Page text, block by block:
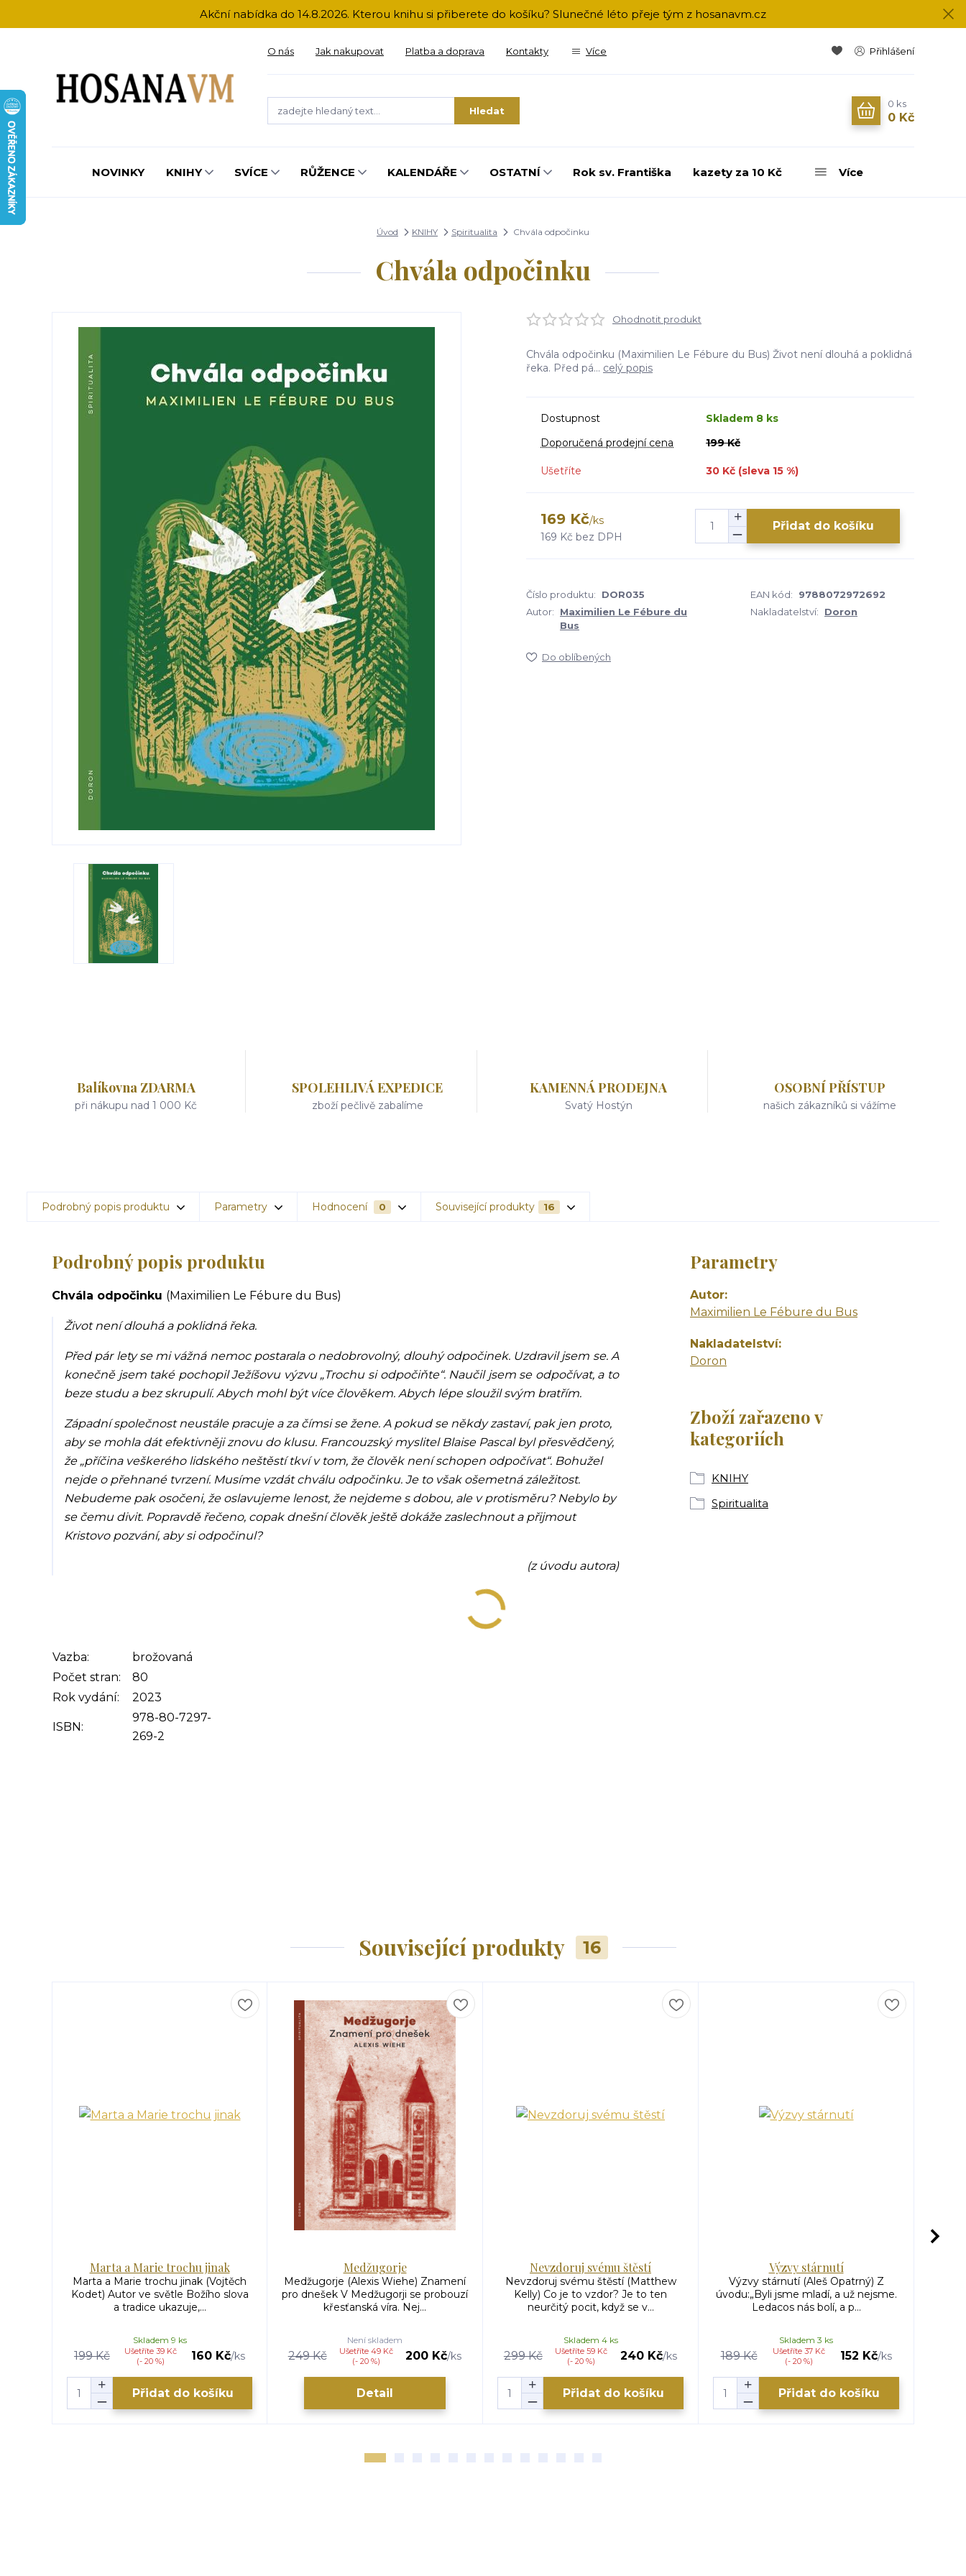
Akční nabídka do 14.8.2026. Kterou knihu si přiberete do košíku? Slunečné léto přeje tým z hosanavm.cz
O nás Jak nakupovat Platba a doprava Kontakty Více Přihlášení
Hledat
0 ks
0 Kč
NOVINKY KNIHY SVÍCE RŮŽENCE KALENDÁŘE OSTATNÍ Rok sv. Františka kazety za 10 Kč Více
Úvod KNIHY Spiritualita Chvála odpočinku
Chvála odpočinku
Ohodnotit produkt
Chvála odpočinku (Maximilien Le Fébure du Bus) Život není dlouhá a poklidná
řeka. Před pá... celý popis
Dostupnost
Skladem 8 ks
Doporučená prodejní cena
199 Kč
Ušetříte 30 Kč (sleva 15 %)
169 Kč/ks
169 Kč bez DPH
Přidat do košíku
Číslo produktu: DOR035 EAN kód:
9788072972692
Autor:
Maximilien Le Fébure du
Bus
Nakladatelství: Doron
Do oblíbených
Balíkovna ZDARMA
při nákupu nad 1 000 Kč
SPOLEHLIVÁ EXPEDICE
zboží pečlivě zabalíme
KAMENNÁ PRODEJNA
Svatý Hostýn
OSOBNÍ PŘÍSTUP
našich zákazníků si vážíme
Podrobný popis produktu Parametry Hodnocení 0 Související produkty 16
Podrobný popis produktu
Chvála odpočinku (Maximilien Le Fébure du Bus)
Život není dlouhá a poklidná řeka.
Před pár lety se mi vážná nemoc postarala o nedobrovolný, dlouhý odpočinek. Uzdravil jsem se. A
konečně jsem také pochopil Ježíšovu výzvu „Trochu si odpočiňte“. Naučil jsem se odpočívat, a to
beze studu a bez skrupulí. Abych mohl být více člověkem. Abych lépe sloužil svým bratřím.
Západní společnost neustále pracuje a za čímsi se žene. A pokud se někdy zastaví, pak jen proto,
aby se mohla dát efektivněji znovu do klusu. Francouzský myslitel Blaise Pascal byl přesvědčený,
že „příčina veškerého lidského neštěstí tkví v tom, že člověk není schopen odpočívat“. Bohužel
nejde o přehnané tvrzení. Musíme vzdát chválu odpočinku. Je to však ošemetná záležitost.
Nebudeme pak osočeni, že oslavujeme lenost, že nejdeme s dobou, ale v protisměru? Nebylo by
se čemu divit. Popravdě řečeno, copak dnešní člověk ještě dokáže zaslechnout a přijmout
Kristovo pozvání, aby si odpočinul?
(z úvodu autora)
Vazba:
brožovaná
Počet stran:
80
Rok vydání:
2023
ISBN:
978-80-7297-
269-2
Parametry
Autor
Maximilien Le Fébure du Bus
Nakladatelství
Doron
Zboží zařazeno v
kategoriích
KNIHY
Spiritualita
Související produkty 16
Marta a Marie trochu jinak
Marta a Marie trochu jinak (Vojtěch
Kodet) Autor ve světle Božího slova
a tradice ukazuje,...
199 Kč
Ušetříte 39 Kč
(- 20 %)
160 Kč/ks
Skladem 9 ks
Přidat do košíku
Medžugorje
Medžugorje (Alexis Wiehe) Znamení
pro dnešek V Medžugorji se probouzí
křesťanská víra. Nej...
249 Kč
Ušetříte 49 Kč
(- 20 %)
200 Kč/ks
Není skladem
Detail
Nevzdoruj svému štěstí
Nevzdoruj svému štěstí (Matthew
Kelly) Co je to vzdor? Je to ten
neurčitý pocit, když se v...
299 Kč
Ušetříte 59 Kč
(- 20 %)
240 Kč/ks
Skladem 4 ks
Přidat do košíku
Výzvy stárnutí
Výzvy stárnutí (Aleš Opatrný) Z
úvodu:„Byli jsme mladí, a už nejsme.
Ledacos nás bolí, a p...
189 Kč
Ušetříte 37 Kč
(- 20 %)
152 Kč/ks
Skladem 3 ks
Přidat do košíku